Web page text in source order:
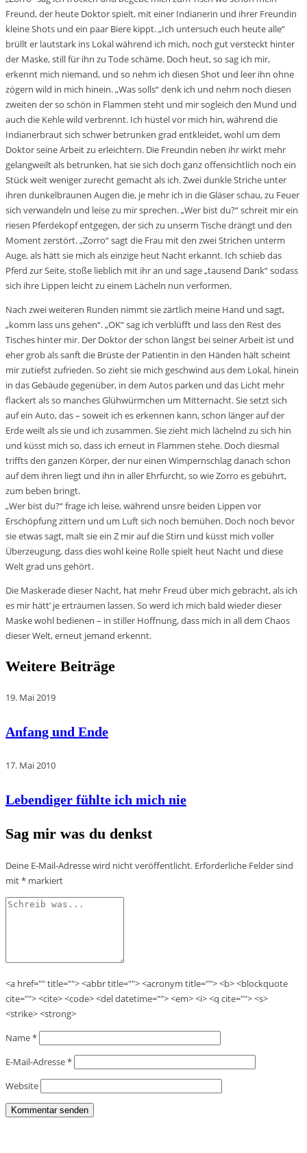
Freund, der heute Doktor spielt, mit einer Indianerin und ihrer Freundin
kleine Shots und ein paar Biere kippt. „Ich untersuch euch heute alle“
brüllt er lautstark ins Lokal während ich mich, noch gut versteckt hinter
der Maske, still für ihn zu Tode schäme. Doch heut, so sag ich mir,
erkennt mich niemand, und so nehm ich diesen Shot und leer ihn ohne
zögern wild in mich hinein. „Was solls“ denk ich und nehm noch diesen
zweiten der so schön in Flammen steht und mir sogleich den Mund und
auch die Kehle wild verbrennt. Ich hüstel vor mich hin, während die
Indianerbraut sich schwer betrunken grad entkleidet, wohl um dem
Doktor seine Arbeit zu erleichtern. Die Freundin neben ihr wirkt mehr
gelangweilt als betrunken, hat sie sich doch ganz offensichtlich noch ein
Stück weit weniger zurecht gemacht als ich. Zwei dunkle Striche unter
ihren dunkelbraunen Augen die, je mehr ich in die Gläser schau, zu Feuer
sich verwandeln und leise zu mir sprechen. „Wer bist du?“ schreit mir ein
riesen Pferdekopf entgegen, der sich zu unserm Tische drängt und den
Moment zerstört. „Zorro“ sagt die Frau mit den zwei Strichen unterm
Auge, als hätt sie mich als einzige heut Nacht erkannt. Ich schieb das
Pferd zur Seite, stoße lieblich mit ihr an und sage „tausend Dank“ sodass
sich ihre Lippen leicht zu einem Lächeln nun verformen.
Nach zwei weiteren Runden nimmt sie zärtlich meine Hand und sagt,
„komm lass uns gehen“. „OK“ sag ich verblüfft und lass den Rest des
Tisches hinter mir. Der Doktor der schon längst bei seiner Arbeit ist und
eher grob als sanft die Brüste der Patientin in den Händen hält scheint
mir zutiefst zufrieden. So zieht sie mich geschwind aus dem Lokal, hinein
in das Gebäude gegenüber, in dem Autos parken und das Licht mehr
flackert als so manches Glühwürmchen um Mitternacht. Sie setzt sich
auf ein Auto, das – soweit ich es erkennen kann, schon länger auf der
Erde weilt als sie und ich zusammen. Sie zieht mich lächelnd zu sich hin
und küsst mich so, dass ich erneut in Flammen stehe. Doch diesmal
triffts den ganzen Körper, der nur einen Wimpernschlag danach schon
auf dem ihren liegt und ihn in aller Ehrfurcht, so wie Zorro es gebührt,
zum beben bringt.
„Wer bist du?“ frage ich leise, während unsre beiden Lippen vor
Erschöpfung zittern und um Luft sich noch bemühen. Doch noch bevor
sie etwas sagt, malt sie ein Z mir auf die Stirn und küsst mich voller
Überzeugung, dass dies wohl keine Rolle spielt heut Nacht und diese
Welt grad uns gehört.
Die Maskerade dieser Nacht, hat mehr Freud über mich gebracht, als ich
es mir hätt‘ je erträumen lassen. So werd ich mich bald wieder dieser
Maske wohl bedienen – in stiller Hoffnung, dass mich in all dem Chaos
dieser Welt, erneut jemand erkennt.
Weitere Beiträge
19. Mai 2019
Anfang und Ende
17. Mai 2010
Lebendiger fühlte ich mich nie
Sag mir was du denkst
Deine E-Mail-Adresse wird nicht veröffentlicht. Erforderliche Felder sind
mit* markiert
<a href="" title=""> <abbr title=""> <acronym title=""> <b> <blockquote
cite=""> <cite> <code> <del datetime=""> <em> <i> <q cite=""> <s>
<strike> <strong>
Name*
E-Mail-Adresse*
Website